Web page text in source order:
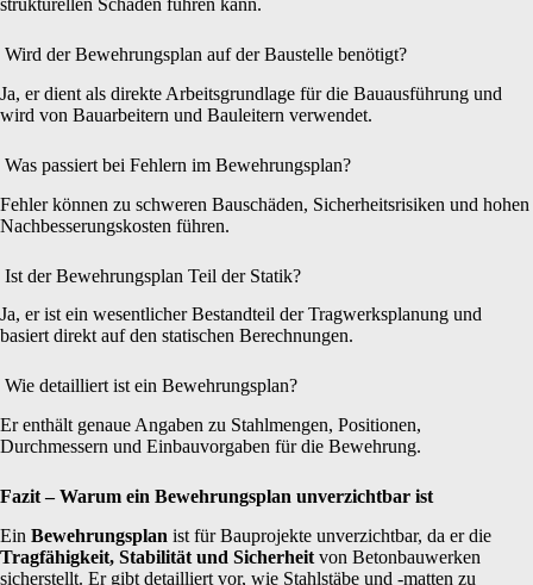
strukturellen Schäden führen kann.
Wird der Bewehrungsplan auf der Baustelle benötigt?
Ja, er dient als direkte Arbeitsgrundlage für die Bauausführung und
wird von Bauarbeitern und Bauleitern verwendet.
Was passiert bei Fehlern im Bewehrungsplan?
Fehler können zu schweren Bauschäden, Sicherheitsrisiken und hohen
Nachbesserungskosten führen.
Ist der Bewehrungsplan Teil der Statik?
Ja, er ist ein wesentlicher Bestandteil der Tragwerksplanung und
basiert direkt auf den statischen Berechnungen.
Wie detailliert ist ein Bewehrungsplan?
Er enthält genaue Angaben zu Stahlmengen, Positionen,
Durchmessern und Einbauvorgaben für die Bewehrung.
Fazit – Warum ein Bewehrungsplan unverzichtbar ist
Ein Bewehrungsplan ist für Bauprojekte unverzichtbar, da er die
Tragfähigkeit, Stabilität und Sicherheit von Betonbauwerken
sicherstellt. Er gibt detailliert vor, wie Stahlstäbe und -matten zu